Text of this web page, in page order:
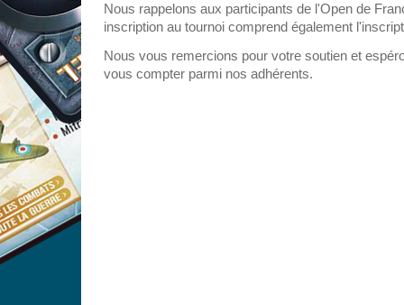
Nous rappelons aux participants de l'Open de
inscription au tournoi comprend également
Nous vous remercions pour votre soutien et
vous compter parmi nos adhérents.